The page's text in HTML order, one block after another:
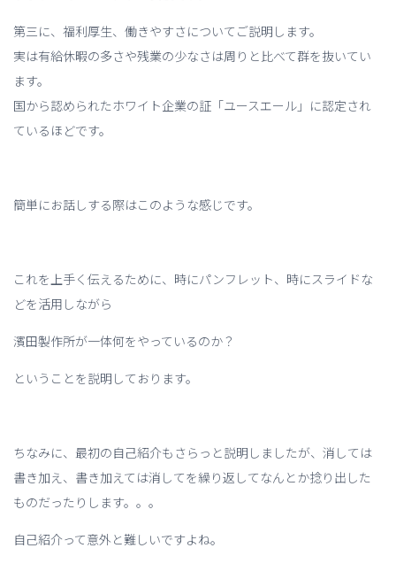
第三に、福利厚生、働きやすさについてご説明します。
実は有給休暇の多さや残業の少なさは周りと比べて群を抜いてい
ます。
国から認められたホワイト企業の証「ユースエール」に認定され
ているほどです。
簡単にお話しする際はこのような感じです。
これを上手く伝えるために、時にパンフレット、時にスライドな
どを活用しながら
濱田製作所が一体何をやっているのか？
ということを説明しております。
ちなみに、最初の自己紹介もさらっと説明しましたが、消しては
書き加え、書き加えては消してを繰り返してなんとか捻り出した
ものだったりします。。。
自己紹介って意外と難しいですよね。